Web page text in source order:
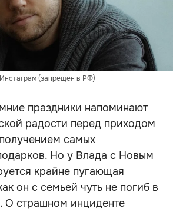
(запрещен в РФ)
праздники напоминают
радости перед приходом
самых
Но у Влада с Новым
крайне пугающая
он с семьей чуть не погиб в
О страшном инциденте